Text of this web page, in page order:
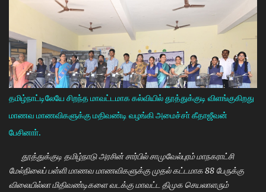
தமிழ்நாட்டிலேயே சிறந்த மாவட்டமாக கல்வியில் தூத்துக்குடி விளங்குகிறது
மாணவ மாணவிகளுக்கு மதிவண்டி வழங்கி அமைச்சா் கீதாஜீவன்
பேசினாா்.
தூத்துக்குடி தமிழ்நாடு அரசின் சார்பில் சாமுவேல்புரம் மாநகராட்சி
மேல்நிலைப் பள்ளி மாணவ மாணவிகளுக்கு முதல் கட்டமாக 88 பேருக்கு
விலையில்லா மிதிவண்டிகளை வடக்கு மாவட்ட திமுக செயலாளரும்